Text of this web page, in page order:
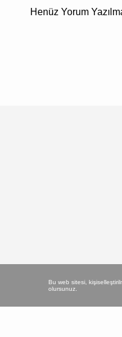
Bu web sitesi,
olursunuz.
Henüz Yorum